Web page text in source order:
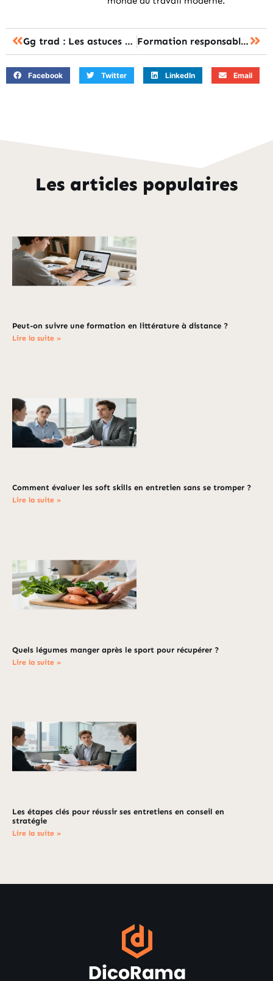
Gg trad : Les astuces efficaces pour traduire rapidement vos documents Formation responsable HSE : la certification RNCP ou le master, lequel choisir ?
Facebook Twitter LinkedIn Email
Les articles populaires
Peut-on suivre une formation en littérature à distance ?
Lire la suite »
Comment évaluer les soft skills en entretien sans se tromper ?
Lire la suite »
Quels légumes manger après le sport pour récupérer ?
Lire la suite »
Les étapes clés pour réussir ses entretiens en conseil en
stratégie
Lire la suite »